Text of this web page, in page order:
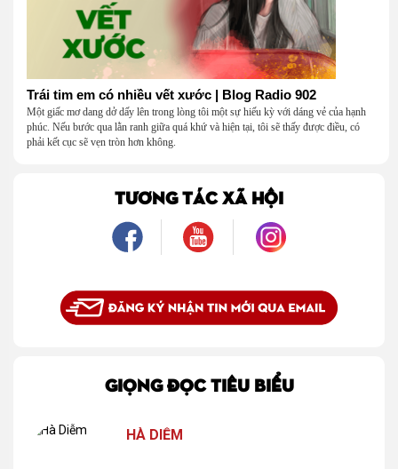
Trái tim em có nhiều vết xước | Blog Radio 902
Một giấc mơ dang dở dấy lên trong lòng tôi một sự hiếu kỳ với dáng vẻ của hạnh
phúc. Nếu bước qua lằn ranh giữa quá khứ và hiện tại, tôi sẽ thấy được điều, có
phải kết cục sẽ vẹn tròn hơn không.
TƯƠNG TÁC XÃ HỘI
GIỌNG ĐỌC TIÊU BIỂU
HÀ DIỄM